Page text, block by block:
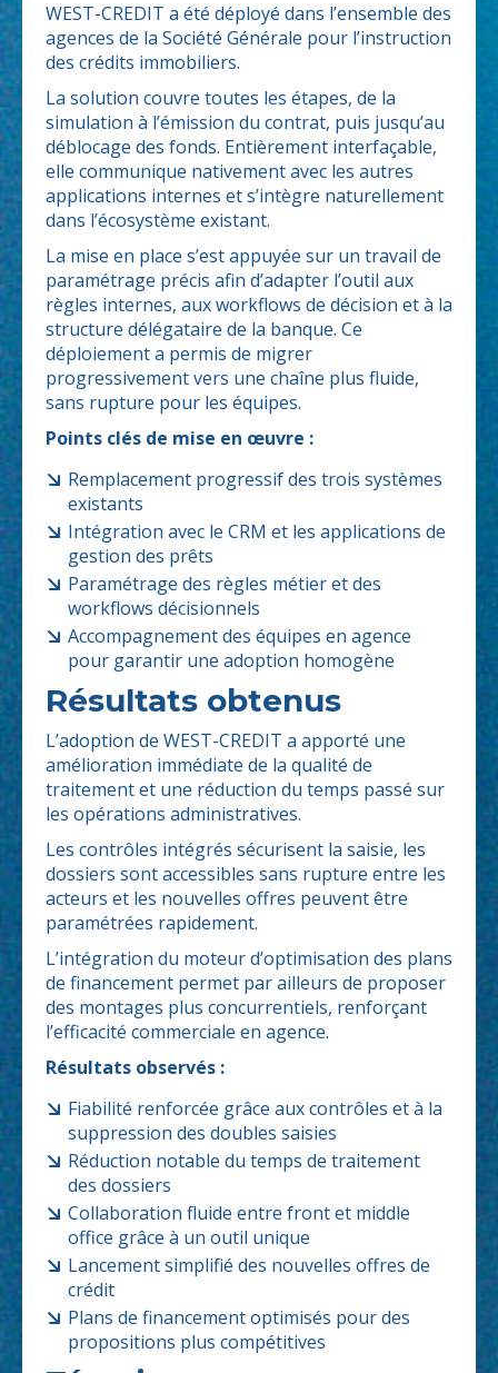
WEST-CREDIT a été déployé dans l’ensemble des
agences de la Société Générale pour l’instruction
des crédits immobiliers.
La solution couvre toutes les étapes, de la
simulation à l’émission du contrat, puis jusqu’au
déblocage des fonds. Entièrement interfaçable,
elle communique nativement avec les autres
applications internes et s’intègre naturellement
dans l’écosystème existant.
La mise en place s’est appuyée sur un travail de
paramétrage précis afin d’adapter l’outil aux
règles internes, aux workflows de décision et à la
structure délégataire de la banque. Ce
déploiement a permis de migrer
progressivement vers une chaîne plus fluide,
sans rupture pour les équipes.
Points clés de mise en œuvre :
Remplacement progressif des trois systèmes
existants
Intégration avec le CRM et les applications de
gestion des prêts
Paramétrage des règles métier et des
workflows décisionnels
Accompagnement des équipes en agence
pour garantir une adoption homogène
Résultats obtenus
L’adoption de WEST-CREDIT a apporté une
amélioration immédiate de la qualité de
traitement et une réduction du temps passé sur
les opérations administratives.
Les contrôles intégrés sécurisent la saisie, les
dossiers sont accessibles sans rupture entre les
acteurs et les nouvelles offres peuvent être
paramétrées rapidement.
L’intégration du moteur d’optimisation des plans
de financement permet par ailleurs de proposer
des montages plus concurrentiels, renforçant
l’efficacité commerciale en agence.
Résultats observés :
Fiabilité renforcée grâce aux contrôles et à la
suppression des doubles saisies
Réduction notable du temps de traitement
des dossiers
Collaboration fluide entre front et middle
office grâce à un outil unique
Lancement simplifié des nouvelles offres de
crédit
Plans de financement optimisés pour des
propositions plus compétitives